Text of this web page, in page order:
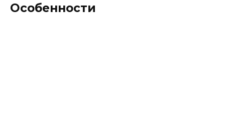
Особенности